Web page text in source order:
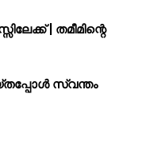
| തമീമിന്റെ
സ്വന്തം